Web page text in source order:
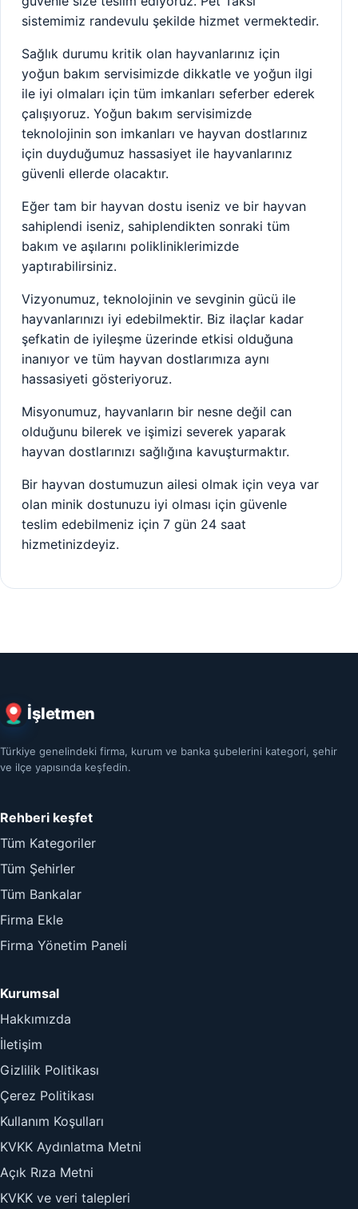
sistemimiz randevulu şekilde hizmet vermektedir.
Sağlık durumu kritik olan hayvanlarınız için
yoğun bakım servisimizde dikkatle ve yoğun ilgi
ile iyi olmaları için tüm imkanları seferber ederek
çalışıyoruz. Yoğun bakım servisimizde
teknolojinin son imkanları ve hayvan dostlarınız
için duyduğumuz hassasiyet ile hayvanlarınız
güvenli ellerde olacaktır.
Eğer tam bir hayvan dostu iseniz ve bir hayvan
sahiplendi iseniz, sahiplendikten sonraki tüm
bakım ve aşılarını polikliniklerimizde
yaptırabilirsiniz.
Vizyonumuz, teknolojinin ve sevginin gücü ile
hayvanlarınızı iyi edebilmektir. Biz ilaçlar kadar
şefkatin de iyileşme üzerinde etkisi olduğuna
inanıyor ve tüm hayvan dostlarımıza aynı
hassasiyeti gösteriyoruz.
Misyonumuz, hayvanların bir nesne değil can
olduğunu bilerek ve işimizi severek yaparak
hayvan dostlarınızı sağlığına kavuşturmaktır.
Bir hayvan dostumuzun ailesi olmak için veya var
olan minik dostunuzu iyi olması için güvenle
teslim edebilmeniz için 7 gün 24 saat
hizmetinizdeyiz.
İşletmen
Türkiye genelindeki firma, kurum ve banka şubelerini kategori, şehir
ve ilçe yapısında keşfedin.
Rehberi keşfet
Tüm Kategoriler
Tüm Şehirler
Tüm Bankalar
Firma Ekle
Firma Yönetim Paneli
Kurumsal
Hakkımızda
İletişim
Gizlilik Politikası
Çerez Politikası
Kullanım Koşulları
KVKK Aydınlatma Metni
Açık Rıza Metni
KVKK ve veri talepleri